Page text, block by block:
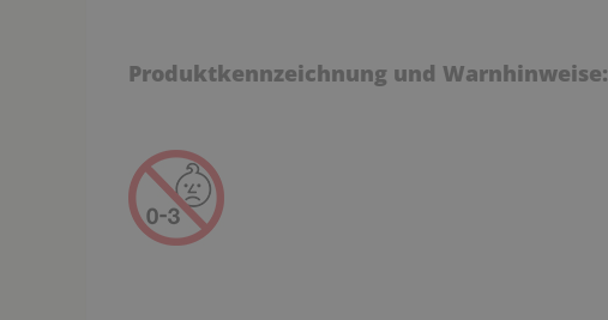
Produktkennzeichnung und Warnhinweise: